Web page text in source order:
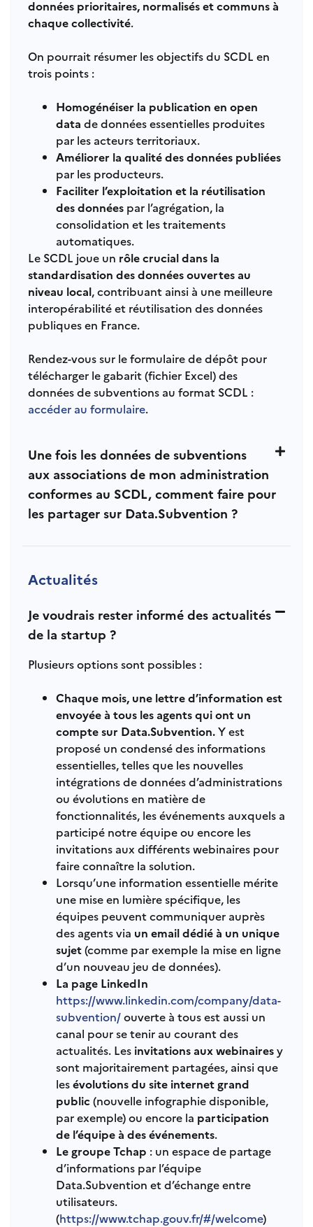
données prioritaires, normalisés et communs à
chaque collectivité.
On pourrait résumer les objectifs du SCDL en
trois points :
Homogénéiser la publication en open
data de données essentielles produites
par les acteurs territoriaux.
Améliorer la qualité des données publiées
par les producteurs.
Faciliter l’exploitation et la réutilisation
des données par l’agrégation, la
consolidation et les traitements
automatiques.
Le SCDL joue un rôle crucial dans la
standardisation des données ouvertes au
niveau local, contribuant ainsi à une meilleure
interopérabilité et réutilisation des données
publiques en France.
Rendez-vous sur le formulaire de dépôt pour
télécharger le gabarit (fichier Excel) des
données de subventions au format SCDL :
accéder au formulaire.
Une fois les données de subventions
aux associations de mon administration
conformes au SCDL, comment faire pour
les partager sur Data.Subvention ?
Actualités
Je voudrais rester informé des actualités
de la startup ?
Plusieurs options sont possibles :
Chaque mois, une lettre d’information est
envoyée à tous les agents qui ont un
compte sur Data.Subvention.Y est
proposé un condensé des informations
essentielles, telles que les nouvelles
intégrations de données d’administrations
ou évolutions en matière de
fonctionnalités, les événements auxquels a
participé notre équipe ou encore les
invitations aux différents webinaires pour
faire connaître la solution.
Lorsqu’une information essentielle mérite
une mise en lumière spécifique, les
équipes peuvent communiquer auprès
des agents via un email dédié à un unique
sujet(comme par exemple la mise en ligne
d’un nouveau jeu de données).
La page LinkedIn
https://www.linkedin.com/company/data-
subvention/ouverte à tous est aussi un
canal pour se tenir au courant des
actualités. Les invitations aux webinairesy
sont majoritairement partagées, ainsi que
lesévolutions du site internet grand
public(nouvelle infographie disponible,
par exemple) ou encore la participation
de l’équipe à des événements.
Le groupe Tchap : un espace de partage
d’informations par l’équipe
Data.Subvention et d’échange entre
utilisateurs.
(https://www.tchap.gouv.fr/#/welcome)